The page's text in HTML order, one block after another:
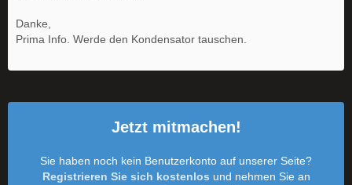
Danke,
Prima Info. Werde den Kondensator tauschen.
Jetzt mitmachen!
Sie haben noch kein Benutzerkonto auf unserer Seite?
Registrieren Sie sich kostenlos und nehmen Sie an